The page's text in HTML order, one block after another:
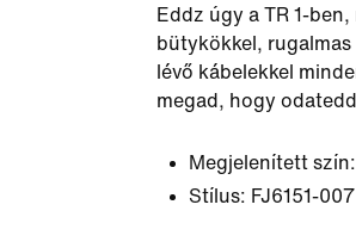
Eddz úgy a TR 1-
bütykökkel,
lévő kábelekkel
megad, hogy
Megjelenített szín:
Stílus: FJ6151-007